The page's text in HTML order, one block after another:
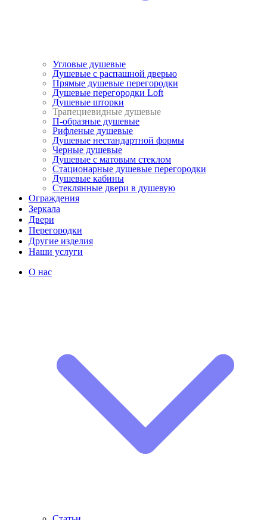
Угловые душевые
Душевые с распашной дверью
Прямые душевые перегородки
Душевые перегородки Loft
Душевые шторки
Трапециевидные душевые
П-образные душевые
Рифленые душевые
Душевые нестандартной формы
Черные душевые
Душевые с матовым стеклом
Стационарные душевые перегородки
Душевые кабины
Стеклянные двери в душевую
Ограждения
Зеркала
Двери
Перегородки
Другие изделия
Наши услуги
О нас